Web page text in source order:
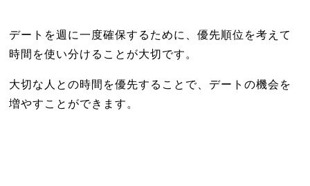
デートを週に一度確保するために、優先順位を考えて
時間を使い分けることが大切です。
大切な人との時間を優先することで、デートの機会を
増やすことができます。